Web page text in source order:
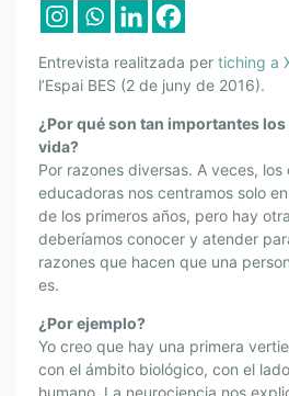
A
V
I
E
R
G
I
M
E
N
O
:
“
H
A
Y
Entrevista realitzada per tiching a
l’Espai BES (2 de juny de 2016).
¿Por qué son tan importantes
vida?
Por razones diversas. A veces,
educadoras nos centramos solo
de los primeros años, pero hay
deberíamos conocer y atender
razones que hacen que una
es.
¿Por ejemplo?
Yo creo que hay una primera
con el ámbito biológico, con el
humano. La neurociencia nos